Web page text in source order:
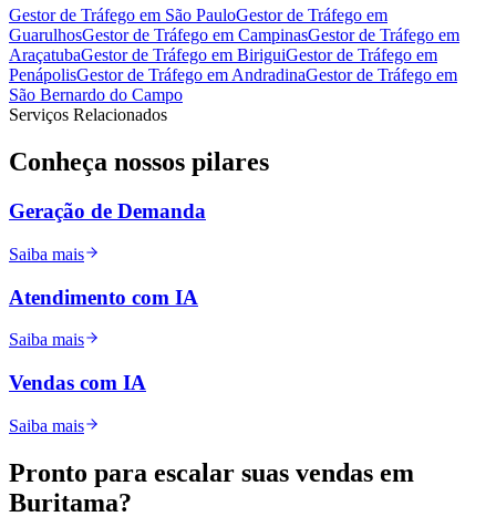
Gestor de Tráfego em São PauloGestor de Tráfego em
GuarulhosGestor de Tráfego em CampinasGestor de Tráfego em
AraçatubaGestor de Tráfego em BiriguiGestor de Tráfego em
PenápolisGestor de Tráfego emAndradinaGestor de Tráfego em
São Bernardo do Campo
Serviços Relacionados
Conheça nossos pilares
Geração de Demanda
Saiba mais
Atendimento com IA
Saiba mais
Vendas com IA
Saiba mais
Pronto para escalar suas vendas em
Buritama?